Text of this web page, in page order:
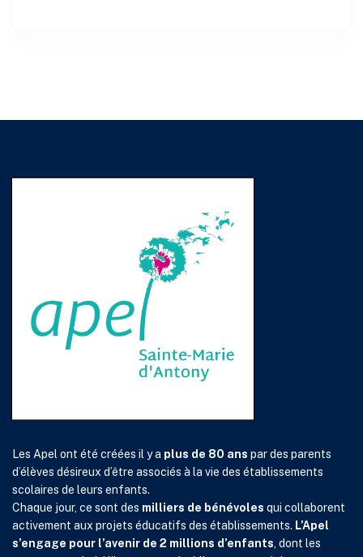
Les Apel ont été créées il y a plus de 80 ans par des parents
d’élèves désireux d’être associés à la vie des établissements
scolaires de leurs enfants.
Chaque jour, ce sont des milliers de bénévoles qui collaborent
activement aux projets éducatifs des établissements. L’Apel
s’engage pour l’avenir de 2 millions d’enfants, dont les